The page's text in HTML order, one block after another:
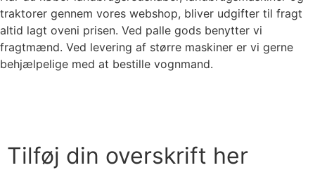
traktorer gennem vores webshop, bliver udgifter til fragt
altid lagt oveni prisen. Ved palle gods benytter vi
fragtmænd. Ved levering af større maskiner er vi gerne
behjælpelige med at bestille vognmand.
Tilføj din overskrift her